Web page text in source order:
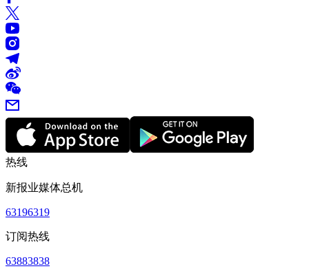
热线
新报业媒体总机
63196319
订阅热线
63883838